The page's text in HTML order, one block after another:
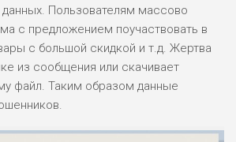
ОБЗОР
ВСЕМ
Пользователям массово
с предложением поучаствовать в
с большой скидкой и т.д. Жертва
из сообщения или скачивает
файл. Таким образом данные